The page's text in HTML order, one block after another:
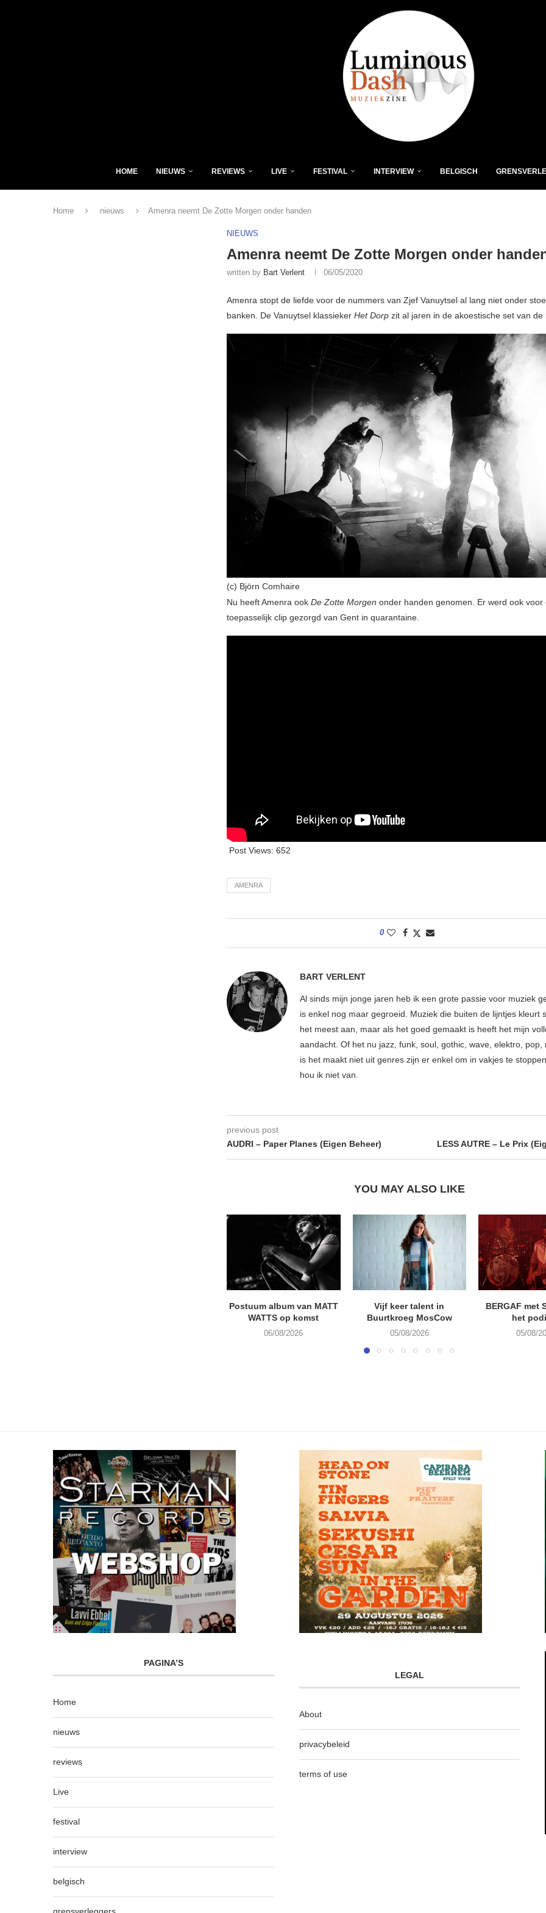
HOME NIEUWS REVIEWS LIVE FESTIVAL INTERVIEW BELGISCH
Home nieuws Amenra neemt De Zotte Morgen onder handen
NIEUWS
Amenra neemt De Zotte Morgen onder
written by Bart Verlent 06/05/2020
Amenra stopt de liefde voor de nummers van Zjef Vanuytsel al lang niet onder
banken. De Vanuytsel klassieker Het Dorp zit al jaren in de akoestische set van de
(c) Björn Comhaire
Nu heeft Amenra ook De Zotte Morgen onder handen genomen. Er werd ook voor
toepasselijk clip gezorgd van Gent in quarantaine.
Post Views: 652
AMENRA
0
BART VERLENT
Al sinds mijn jonge jaren heb ik een grote passie voor muziek
is enkel nog maar gegroeid. Muziek die buiten de lijntjes kleurt
het meest aan, maar als het goed gemaakt is heeft het mijn
aandacht. Of het nu jazz, funk, soul, gothic, wave, elektro, pop,
is het maakt niet uit genres zijn er enkel om in vakjes te
hou ik niet van.
previous post
AUDRI – Paper Planes (Eigen Beheer)
LESS AUTRE – Le Prix
YOU MAY ALSO LIKE
Postuum album van MATT
WATTS op komst
06/08/2026
Vijf keer talent in
Buurtkroeg MosCow
05/08/2026
BERGAF met
het
05/08/
PAGINA’S
Home
nieuws
reviews
Live
festival
interview
belgisch
grensverleggers
LEGAL
About
privacybeleid
terms of use